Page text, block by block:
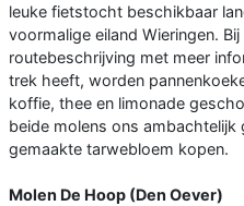
leuke fietstocht beschikbaar
voormalige eiland Wieringen.
routebeschrijving met meer
trek heeft, worden
koffie, thee en limonade
beide molens ons ambachtelijk
gemaakte tarwebloem kopen.
Molen De Hoop (Den Oever)